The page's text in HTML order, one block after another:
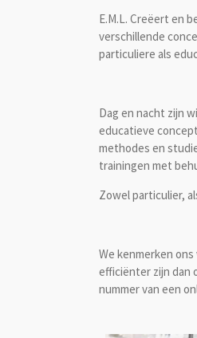
E.M.L. Creëert en
verschillende
particuliere als
Dag en nacht zijn
educatieve
methodes en
trainingen met
Zowel particulier,
We kenmerken
efficiënter zijn dan
nummer van een